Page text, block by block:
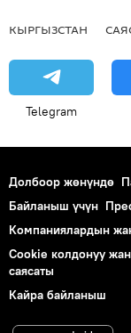
КЫРГЫЗСТАН
Telegram
Долбоор жөнүндө
Байланыш үчүн
Компаниялардын
Cookie колдонуу
саясаты
Кайра байланыш